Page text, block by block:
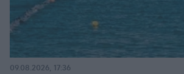
09.08.2026, 17:36